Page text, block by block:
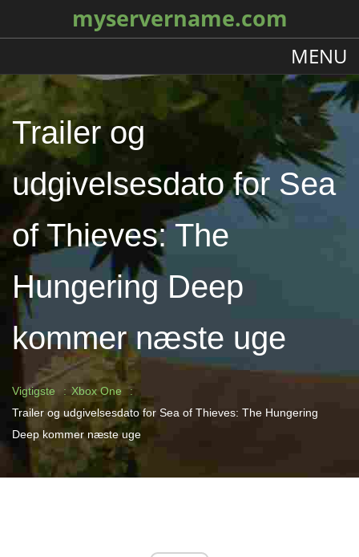
myservername.com
MENU
Trailer og
udgivelsesdato for Sea
of ​​Thieves: The
Hungering Deep
kommer næste uge
Vigtigste
Xbox One
Trailer og udgivelsesdato for Sea of ​​Thieves: The Hungering
Deep kommer næste uge